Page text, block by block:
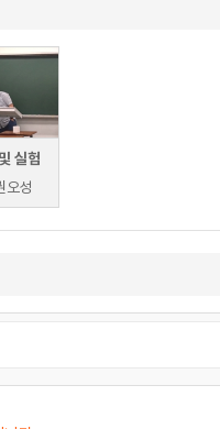
실험
오성